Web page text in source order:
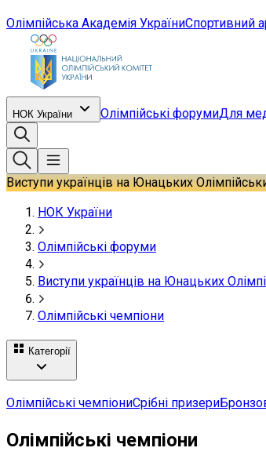
Олімпійська Академія УкраїниСпортивний
НОК України Олімпійські форумиДля
Виступи українців на Юнацьких
НОК України
Олімпійські форуми
Виступи українців на Юнацьких
Олімпійські чемпіони
Категорії
Олімпійські чемпіониСрібні призери
Олімпійські чемпіони